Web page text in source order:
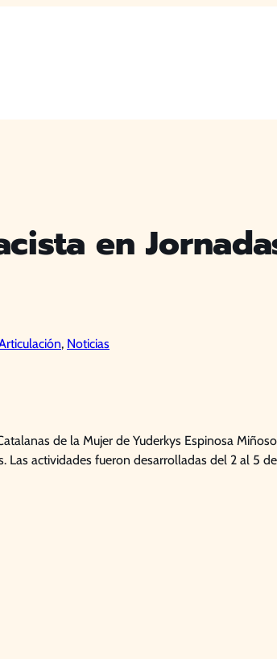
en
, Noticias
de la Mujer de Yuderkys Espinosa
Las actividades fueron desarrolladas del 2 al 5